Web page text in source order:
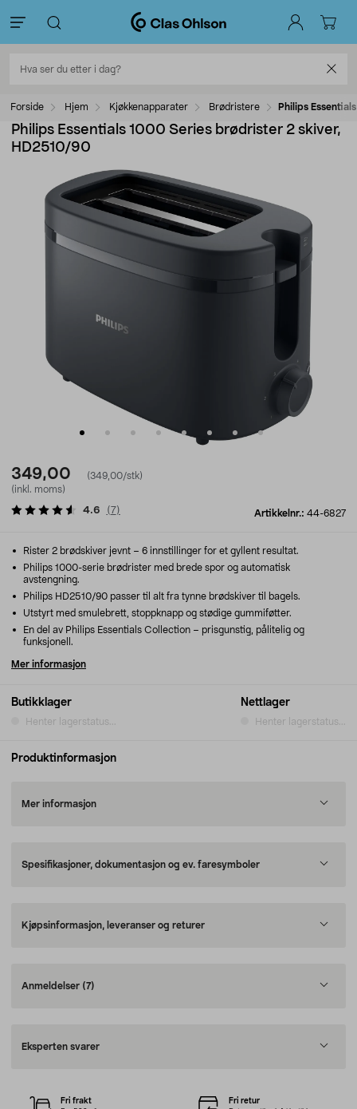
Forside Hjem Kjøkkenapparater Brødristere Philips
Philips Essentials 1000 Series brødrister 2 skiver,
HD2510/90
349,00
(349,00/stk)
(inkl. moms)
Artikkelnr.: 44-6827
4.6 (7)
Butikklager
Henter lagerstatus...
Nettlager
Henter lagerstatus...
Rister 2 brødskiver jevnt – 6 innstillinger for et gyllent resultat.
Philips 1000-serie brødrister med brede spor og automatisk
avstengning.
Philips HD2510/90 passer til alt fra tynne brødskiver til bagels.
Utstyrt med smulebrett, stoppknapp og stødige gummiføtter.
En del av Philips Essentials Collection – prisgunstig, pålitelig og
funksjonell.
Mer informasjon
Produktinformasjon
Mer informasjon
Spesifikasjoner, dokumentasjon og ev. faresymboler
Kjøpsinformasjon, leveranser og returer
Anmeldelser (7)
Eksperten svarer
Fri frakt Fri retur